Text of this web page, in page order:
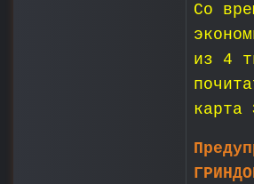
Со
из 4
карта